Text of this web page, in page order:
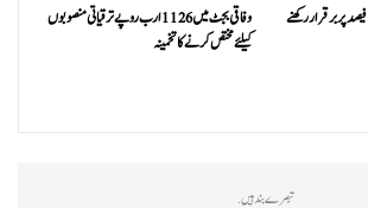
سٹیٹ بینک کا شرح سود 11.5 فیصد پر برقرار رکھنے
وفاقی بجٹ میں 1126 ارب روپے ترقیاتی منصوبوں
کیلئے مختص کرنے کا تخمینہ
تبصرے بند ہیں.